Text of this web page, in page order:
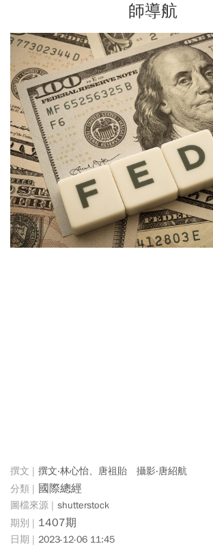
師導航
撰文‧林心怡、唐祖貽 攝影‧唐紹航
國際總經
shutterstock
1407期
2023-12-06 11:45